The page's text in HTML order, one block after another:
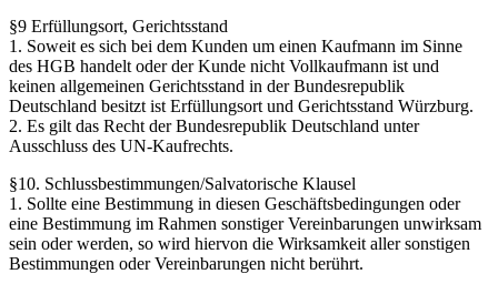
§9 Erfüllungsort, Gerichtsstand
1. Soweit es sich bei dem Kunden um einen Kaufmann im Sinne
des HGB handelt oder der Kunde nicht Vollkaufmann ist und
keinen allgemeinen Gerichtsstand in der Bundesrepublik
Deutschland besitzt ist Erfüllungsort und Gerichtsstand Würzburg.
2. Es gilt das Recht der Bundesrepublik Deutschland unter
Ausschluss des UN-Kaufrechts.
§10. Schlussbestimmungen/Salvatorische Klausel
1. Sollte eine Bestimmung in diesen Geschäftsbedingungen oder
eine Bestimmung im Rahmen sonstiger Vereinbarungen unwirksam
sein oder werden, so wird hiervon die Wirksamkeit aller sonstigen
Bestimmungen oder Vereinbarungen nicht berührt.